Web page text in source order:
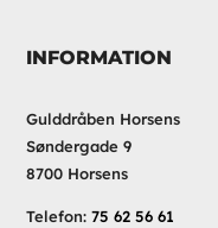
INFORMATION
Gulddråben Horsens
Søndergade 9
8700 Horsens
Telefon:75 62 56 61